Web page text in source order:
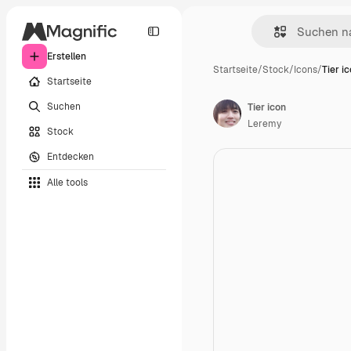
Erstellen
Startseite
Suchen
Stock
Entdecken
Alle tools
Startseite/Stock/Icons/Tier
Tier icon
Leremy